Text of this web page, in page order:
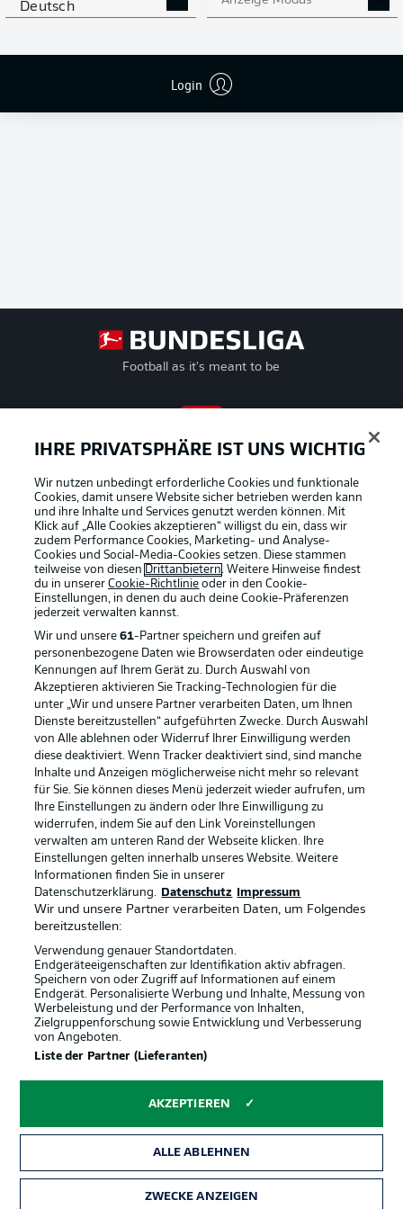
Deutsch
Login
Ich bin damit einverstanden, dass mir externe Inhalte vonJWPlayer
angezeigt werden. Damit können personenbezogene Daten anJWPlayer
Football as it's meant to be
BUNDESLIGA APP
Offizielle Partner
Rechtliche Hinweise
Datenschutz Nutzungsbedingungen
Impressum Partner
Spieler Liveticker
AGB
IHRE PRIVATSPHÄRE IST UNS WICHTIG
Wir nutzen unbedingt erforderliche Cookies und funktionale
Cookies, damit unsere Website sicher betrieben werden kann
und ihre Inhalte und Services genutzt werden können. Mit
Klick auf „Alle Cookies akzeptieren“ willigst du ein, dass wir
zudem Performance Cookies, Marketing- und Analyse-
Cookies und Social-Media-Cookies setzen. Diese stammen
teilweise von diesen Drittanbietern. Weitere Hinweise findest
du in unsererCookie-Richtlinie oder in den Cookie-
Einstellungen, in denen du auch deine Cookie-Präferenzen
jederzeit verwalten kannst.
Wir und unsere61-Partner speichern und greifen auf
personenbezogene Daten wie Browserdaten oder eindeutige
Kennungen auf Ihrem Gerät zu. Durch Auswahl von
Akzeptieren aktivieren Sie Tracking-Technologien für die
unter „Wir und unsere Partner verarbeiten Daten, um Ihnen
Dienste bereitzustellen“ aufgeführten Zwecke. Durch Auswahl
von Alle ablehnen oder Widerruf Ihrer Einwilligung werden
diese deaktiviert. Wenn Tracker deaktiviert sind, sind manche
Inhalte und Anzeigen möglicherweise nicht mehr so relevant
für Sie. Sie können dieses Menü jederzeit wieder aufrufen, um
Ihre Einstellungen zu ändern oder Ihre Einwilligung zu
widerrufen, indem Sie auf den Link Voreinstellungen
verwalten am unteren Rand der Webseite klicken. Ihre
Einstellungen gelten innerhalb unseres Website. Weitere
Informationen finden Sie in unserer
Datenschutzerklärung.
Datenschutz Impressum
Wir und unsere Partner verarbeiten Daten, um Folgendes
bereitzustellen:
Verwendung genauer Standortdaten.
Endgeräteeigenschaften zur Identifikation aktiv abfragen.
Speichern von oder Zugriff auf Informationen auf einem
Endgerät. Personalisierte Werbung und Inhalte, Messung von
Werbeleistung und der Performance von Inhalten,
Zielgruppenforschung sowie Entwicklung und Verbesserung
von Angeboten.
Liste der Partner (Lieferanten)
AKZEPTIEREN
ALLE ABLEHNEN
ZWECKE ANZEIGEN